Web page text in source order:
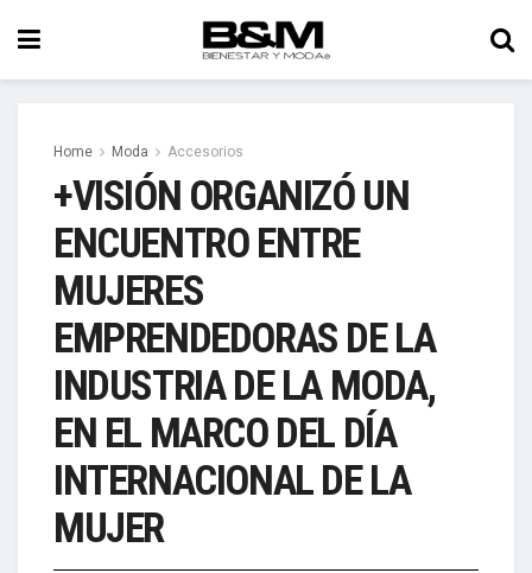
Home Moda Accesorios
+VISIÓN ORGANIZÓ UN
ENCUENTRO ENTRE
MUJERES
EMPRENDEDORAS DE LA
INDUSTRIA DE LA MODA,
EN EL MARCO DEL DÍA
INTERNACIONAL DE LA
MUJER